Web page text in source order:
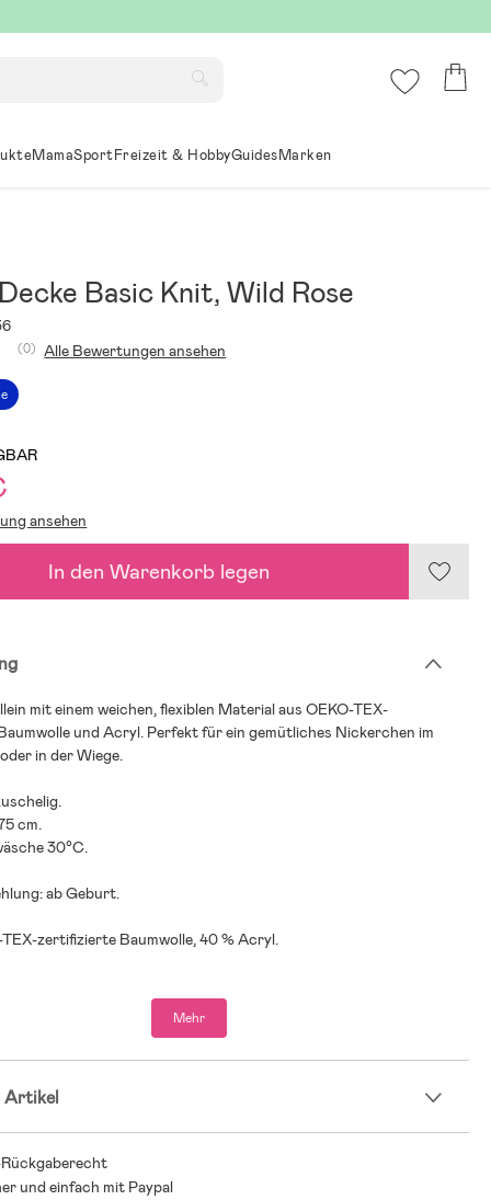
MamaSportFreizeit & HobbyGuidesMarken
Basic Knit, Wild Rose
(0) Alle Bewertungen ansehen
ansehen
In den Warenkorb legen
mit einem weichen, flexiblen Material aus OEKO-TEX-
und Acryl. Perfekt für ein gemütliches Nickerchen im
in der Wiege.
cm.
30°C.
ab Geburt.
TEX-zertifizierte Baumwolle, 40 % Acryl.
Mehr
Artikel
und einfach mit Paypal